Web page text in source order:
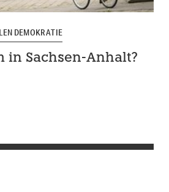
DEMOKRATIE
in Sachsen-Anhalt?